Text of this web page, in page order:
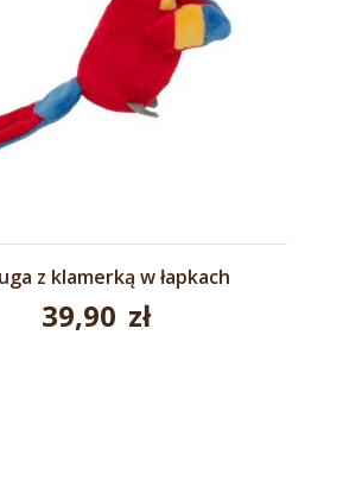
z klamerką w łapkach
39,90 zł